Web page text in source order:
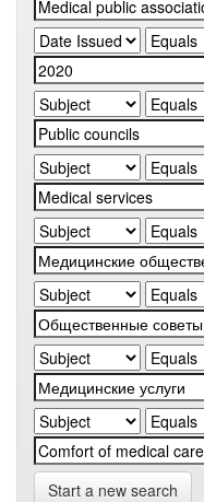
Start a new search